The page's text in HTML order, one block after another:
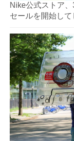
Nike公式ストア
セールを開始して